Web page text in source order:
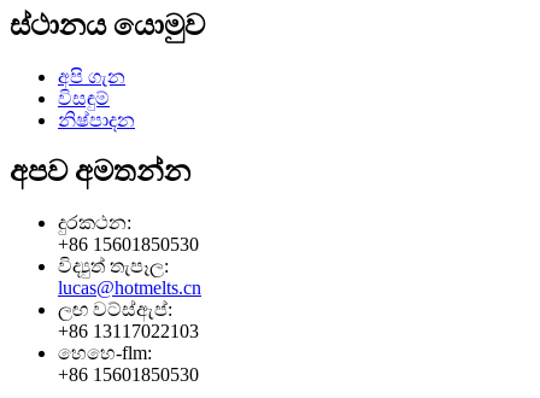
ස්ථානය යොමුව
අපි ගැන
විසඳුම්
නිෂ්පාදන
අපව අමතන්න
දුරකථන:
+86 15601850530
විද්‍යුත් තැපෑල:
lucas@hotmelts.cn
ලඟ වට්ස්ඇප්:
+86 13117022103
හෙහෙ-flm:
+86 15601850530